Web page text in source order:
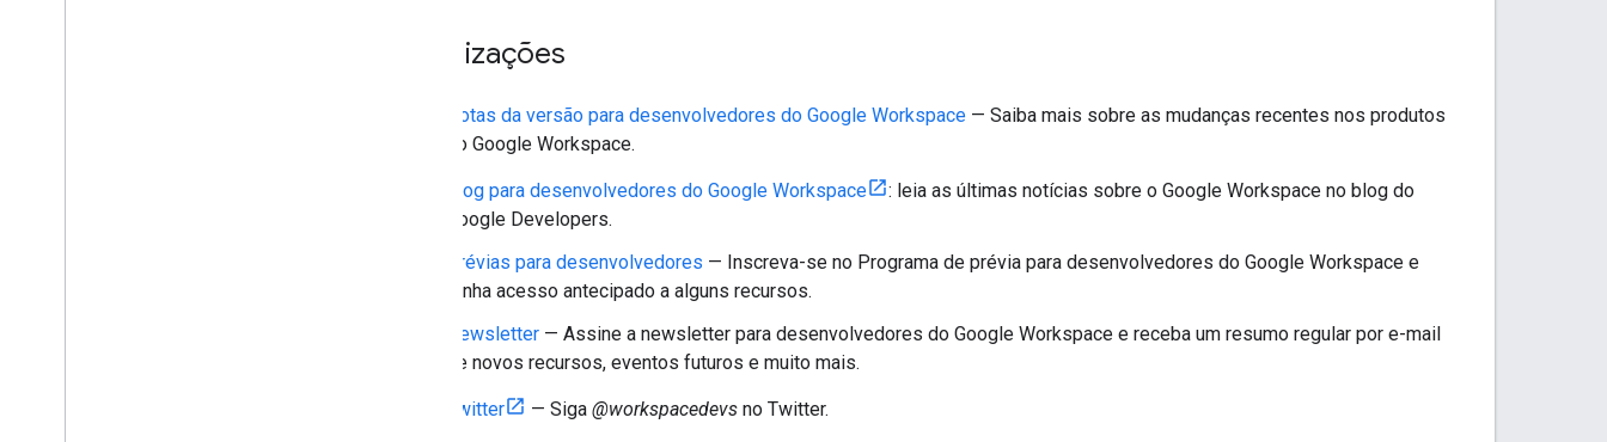
Atualizações
Notas da versão para desenvolvedores do Google Workspace — Saiba mais sobre as mudanças recentes nos produtos
do Google Workspace.
Blog para desenvolvedores do Google Workspace
: leia as últimas notícias sobre o Google Workspace no blog do
Google Developers.
Prévias para desenvolvedores — Inscreva-se no Programa de prévia para desenvolvedores do Google Workspace e
tenha acesso antecipado a alguns recursos.
Newsletter — Assine a newsletter para desenvolvedores do Google Workspace e receba um resumo regular por e-mail
de novos recursos, eventos futuros e muito mais.
Twitter — Siga @workspacedevs no Twitter.